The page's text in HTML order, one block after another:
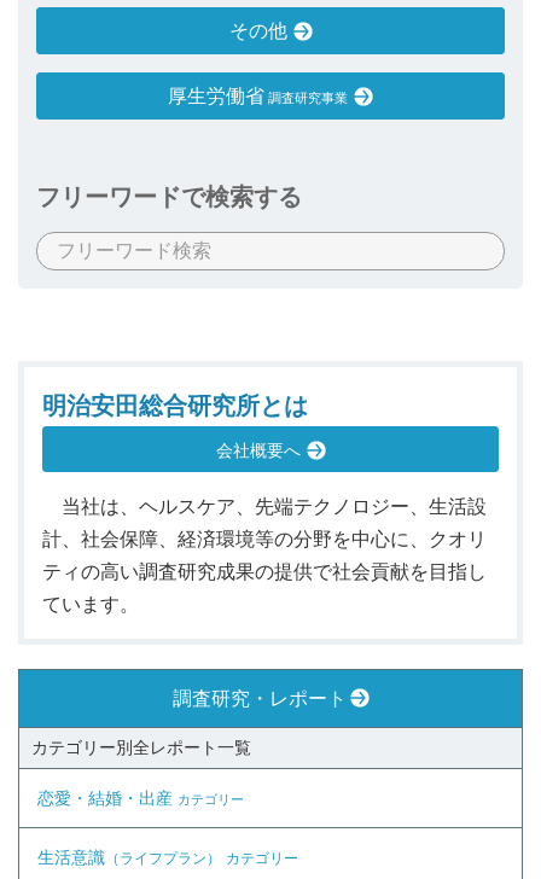
その他
厚生労働省 調査研究事業
フリーワードで検索する
明治安田総合研究所とは
会社概要へ
当社は、ヘルスケア、先端テクノロジー、生活設
計、社会保障、経済環境等の分野を中心に、クオリ
ティの高い調査研究成果の提供で社会貢献を目指し
ています。
調査研究・レポート
カテゴリー別全レポート一覧
恋愛・結婚・出産 カテゴリー
生活意識 （ライフプラン） カテゴリー